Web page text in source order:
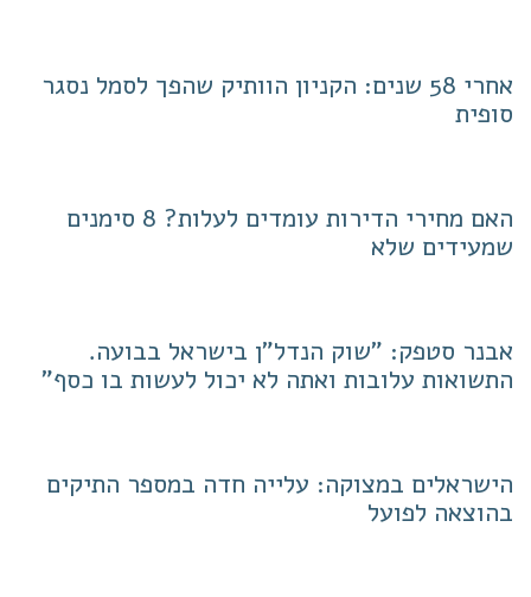
אחרי 58 שנים: הקניון הוותיק שהפך לסמל נסגר
סופית
האם מחירי הדירות עומדים לעלות? 8 סימנים
שמעידים שלא
אבנר סטפק: "שוק הנדל"ן בישראל בבועה.
התשואות עלובות ואתה לא יכול לעשות בו כסף"
הישראלים במצוקה: עלייה חדה במספר התיקים
בהוצאה לפועל